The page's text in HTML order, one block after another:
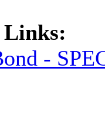
Links:
-